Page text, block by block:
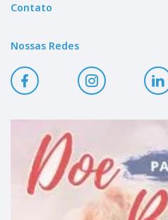
Contato
Nossas Redes